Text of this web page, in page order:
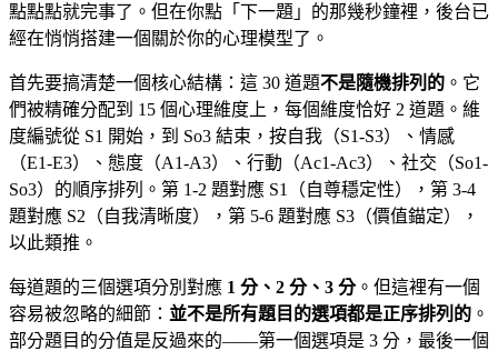
點點點就完事了。但在你點「下一題」的那幾秒鐘裡，後台已
經在悄悄搭建一個關於你的心理模型了。
首先要搞清楚一個核心結構：這 30 道題不是隨機排列的 。它
們被精確分配到 15 個心理維度上，每個維度恰好 2 道題。維
度編號從 S1 開始，到 So3 結束，按自我（S1-S3）、情感
（E1-E3）、態度（A1-A3）、行動（Ac1-Ac3）、社交（So1-
So3）的順序排列。第 1-2 題對應 S1（自尊穩定性），第 3-4
題對應 S2（自我清晰度），第 5-6 題對應 S3（價值錨定），
以此類推。
每道題的三個選項分別對應 1 分、2 分、3 分。但這裡有一個
容易被忽略的細節： 並不是所有題目的選項都是正序排列的 。
部分題目的分值是反過來的——第一個選項是 3 分，最後一個